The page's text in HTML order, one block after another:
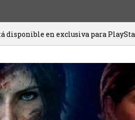
para PlayStation